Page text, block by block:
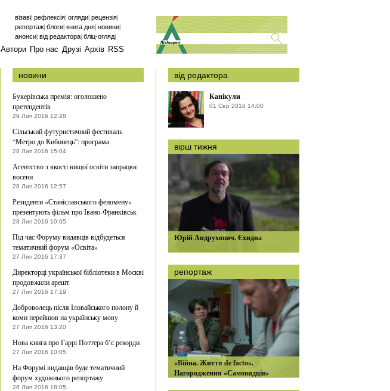
візаві| рефлексія| огляди| рецензія|
репортаж| блоги| книга дня| новини|
анонси| від редактора| бліц-огляд|
Автори Про нас Друзі Архів RSS
новини
Букерівська премія: оголошено
претендентів
29 Лип 2016 12:28
Сільський футуристичний фестиваль
“Метро до Кибинець”: програма
28 Лип 2016 15:04
Агентство з якості вищої освіти запрацює
восени
28 Лип 2016 12:57
Резиденти «Станіславського феномену»
презентують фільм про Івано-Франківськ
28 Лип 2016 10:05
Під час Форуму видавців відбудеться
тематичний форум «Освіта»
27 Лип 2016 17:37
Директорці української бібліотеки в Москві
продовжили арешт
27 Лип 2016 17:19
Доброволець після Іловайського полону й
коми перейшов на українську мову
27 Лип 2016 13:20
Нова книга про Гаррі Поттера б’є рекорди
27 Лип 2016 10:05
На Форумі видавців буде тематичний
форум художнього репортажу
26 Лип 2016 18:05
від редактора
Канікули
01 Сер 2016 14:00
вірш тижня
Юрій Андрухович. Єхидна
репортаж
«Війна. Життя de facto».
Нагородження «Самовидців»